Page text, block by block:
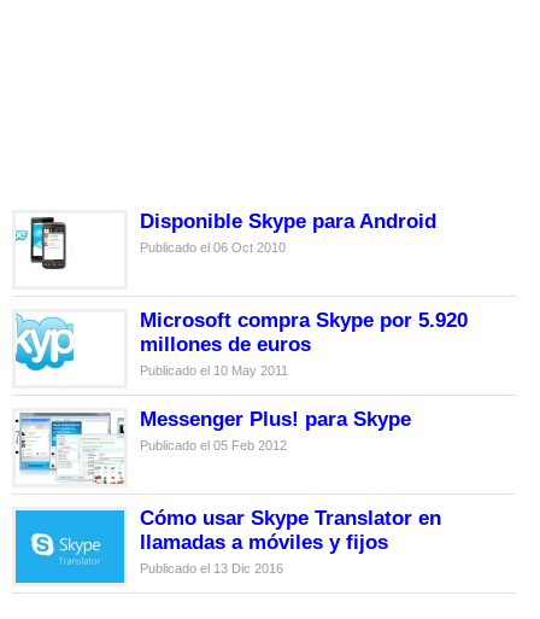
Disponible Skype para Android
Publicado el 06 Oct 2010
Microsoft compra Skype por 5.920
millones de euros
Publicado el 10 May 2011
Messenger Plus! para Skype
Publicado el 05 Feb 2012
Cómo usar Skype Translator en
llamadas a móviles y fijos
Publicado el 13 Dic 2016